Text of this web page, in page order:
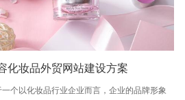
化妆品外贸网站建设方案
一个以化妆品行业企业而言，企业的品牌形象